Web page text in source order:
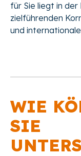
für Sie liegt in
zielführenden
und
WIE
SIE